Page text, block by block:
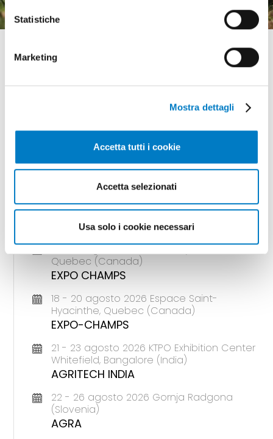
Statistiche
Marketing
Mostra dettagli
Accetta tutti i cookie
Accetta selezionati
Usa solo i cookie necessari
GLI APPUNTAMENTI
della meccanizzazione
18 - 20 agosto 2026 Gunnedah, Nsw
(Australia)
AGQUIP FIELD DAYS
18 - 20 agosto 2026 Saint-Hyacinthe,
Quebec (Canada)
EXPO CHAMPS
18 - 20 agosto 2026 Espace Saint-
Hyacinthe, Quebec (Canada)
EXPO-CHAMPS
21 - 23 agosto 2026 KTPO Exhibition Center
Whitefield, Bangalore (India)
AGRITECH INDIA
22 - 26 agosto 2026 Gornja Radgona
(Slovenia)
AGRA